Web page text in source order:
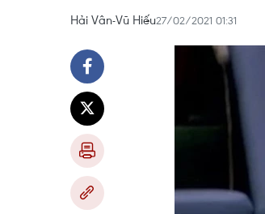
Hải Vân-Vũ Hiếu27/02/2021 01:31